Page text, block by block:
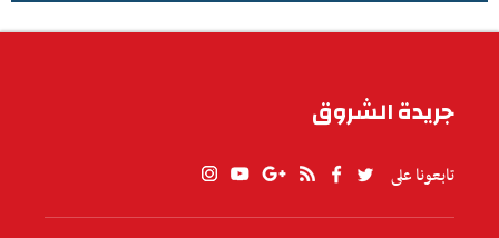
جريدة الشروق
تابعونا على